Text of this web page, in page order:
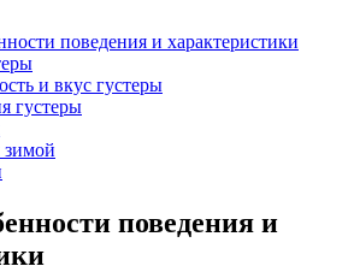
поведения и характеристики
и вкус густеры
густеры
зимой
поведения и